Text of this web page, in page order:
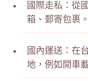
國際走私：從
箱、郵寄包裹。
國內運送：在
地，例如開車